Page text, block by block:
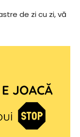
de zi cu zi, vă